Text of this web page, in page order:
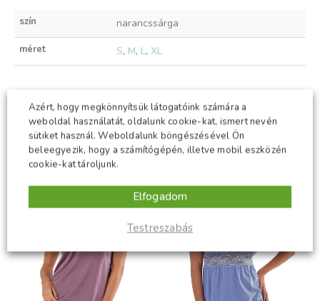
szín narancssárga
méret S, M, L,XL
KAPCSOLÓDÓ TERMÉKEK
-50% -50%
Azért, hogy megkönnyítsük látogatóink számára a
weboldal használatát, oldalunk cookie-kat, ismert nevén
sütiket használ. Weboldalunk böngészésével Ön
beleegyezik, hogy a számítógépén, illetve mobil eszközén
cookie-kat tároljunk.
Testreszabás
Elfogadom